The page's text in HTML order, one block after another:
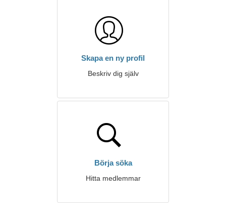
Skapa en ny profil
Beskriv dig själv
Börja söka
Hitta medlemmar